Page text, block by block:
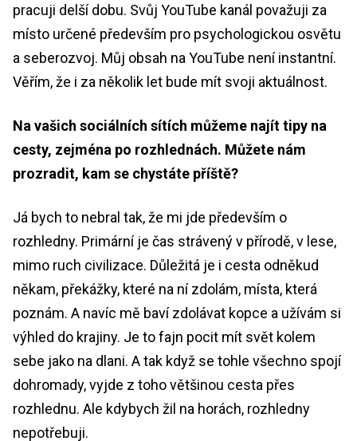
pracuji delší dobu. Svůj YouTube kanál považuji za
místo určené především pro psychologickou osvětu
a seberozvoj. Můj obsah na YouTube není instantní.
Věřím, že i za několik let bude mít svoji aktuálnost.
Na vašich sociálních sítích můžeme najít tipy na
cesty, zejména po rozhlednách. Můžete nám
prozradit, kam se chystáte příště?
Já bych to nebral tak, že mi jde především o
rozhledny. Primární je čas strávený v přírodě, v lese,
mimo ruch civilizace. Důležitá je i cesta odněkud
někam, překážky, které na ní zdolám, místa, která
poznám. A navíc mě baví zdolávat kopce a užívám si
výhled do krajiny. Je to fajn pocit mít svět kolem
sebe jako na dlani. A tak když se tohle všechno spojí
dohromady, vyjde z toho většinou cesta přes
rozhlednu. Ale kdybych žil na horách, rozhledny
nepotřebuji.